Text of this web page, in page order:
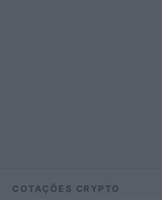
COTAÇÕES CRYPTO